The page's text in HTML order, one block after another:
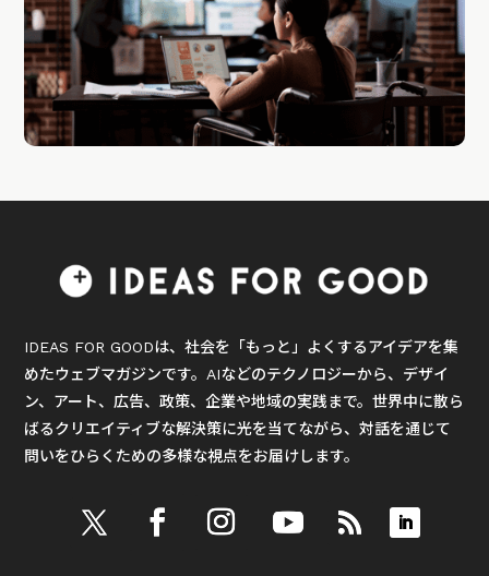
IDEAS FOR GOODは、社会を「もっと」よくするアイデアを集
めたウェブマガジンです。AIなどのテクノロジーから、デザイ
ン、アート、広告、政策、企業や地域の実践まで。世界中に散ら
ばるクリエイティブな解決策に光を当てながら、対話を通じて
問いをひらくための多様な視点をお届けします。